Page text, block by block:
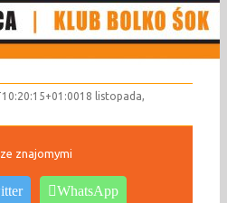
18 listopada,
znajomymi
WhatsApp